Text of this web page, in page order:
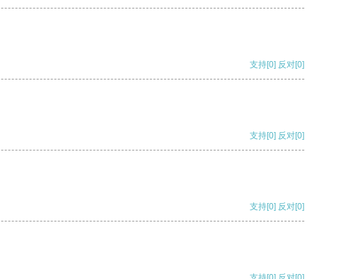
支持[0] 反对[0]
支持[0] 反对[0]
支持[0] 反对[0]